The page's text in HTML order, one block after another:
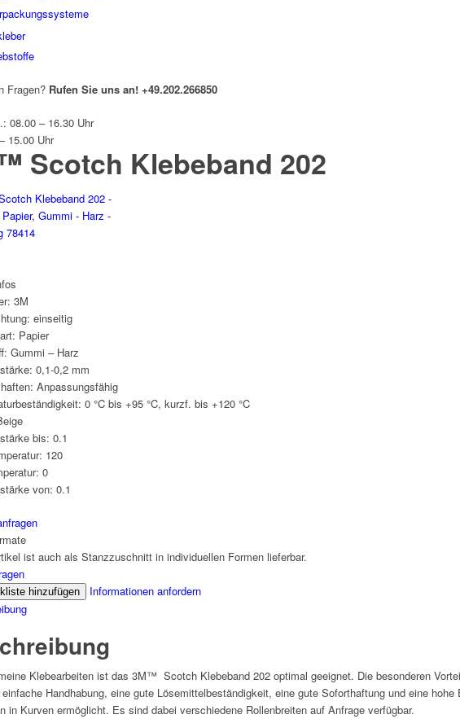
Fragen? Rufen Sie uns an! +49.202.266850
08.00 – 16.30 Uhr
15.00 Uhr
Scotch Klebeband 202
3M
einseitig
Papier
Gummi – Harz
0,1-0,2 mm
Anpassungsfähig
0 °C bis +95 °C, kurzf. bis +120 °C
bis: 0.1
120
0
von: 0.1
ist auch als Stanzzuschnitt in individuellen Formen lieferbar.
hinzufügen
Informationen anfordern
Klebearbeiten ist das 3M™ Scotch Klebeband 202 optimal geeignet. Die besonderen
Handhabung, eine gute Lösemittelbeständigkeit, eine gute Soforthaftung und eine
in Kurven ermöglicht. Es sind dabei verschiedene Rollenbreiten auf Anfrage verfügbar.